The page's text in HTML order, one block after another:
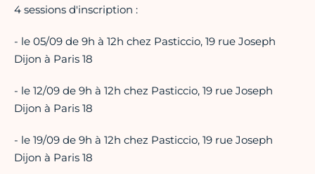
4 sessions d'inscription :
- le 05/09 de 9h à 12h chez Pasticcio, 19 rue Joseph
Dijon à Paris 18
- le 12/09 de 9h à 12h chez Pasticcio, 19 rue Joseph
Dijon à Paris 18
- le 19/09 de 9h à 12h chez Pasticcio, 19 rue Joseph
Dijon à Paris 18